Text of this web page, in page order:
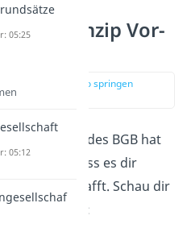
Vor-
zur Stelle im Video springen
(04:12)
des BGB hat
, dass es dir
verschafft. Schau dir
Beispiel an:
05:25
05:12